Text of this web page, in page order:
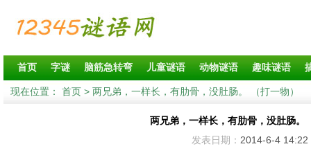
首页 字谜 脑筋急转弯 儿童谜语 动物谜语 趣味谜语
现在位置： 首页 > 两兄弟，一样长，有肋骨，没肚肠。 （打一物）
两兄弟，一样长，有肋骨，没肚肠。
发表日期： 2014-6-4 14:22